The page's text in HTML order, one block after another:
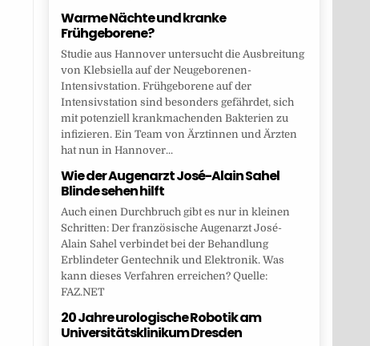
Warme Nächte und kranke
Frühgeborene?
Studie aus Hannover untersucht die Ausbreitung
von Klebsiella auf der Neugeborenen-
Intensivstation. Frühgeborene auf der
Intensivstation sind besonders gefährdet, sich
mit potenziell krankmachenden Bakterien zu
infizieren. Ein Team von Ärztinnen und Ärzten
hat nun in Hannover...
Wie der Augenarzt José-Alain Sahel
Blinde sehen hilft
Auch einen Durchbruch gibt es nur in kleinen
Schritten: Der französische Augenarzt José-
Alain Sahel verbindet bei der Behandlung
Erblindeter Gentechnik und Elektronik. Was
kann dieses Verfahren erreichen? Quelle:
FAZ.NET
20 Jahre urologische Robotik am
Universitätsklinikum Dresden